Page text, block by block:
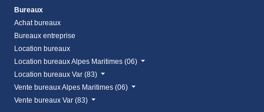
Bureaux
Achat bureaux
Bureaux entreprise
Location bureaux
Location bureaux Alpes Maritimes (06)
Location bureaux Var (83)
Vente bureaux Alpes Maritimes (06)
Vente bureaux Var (83)